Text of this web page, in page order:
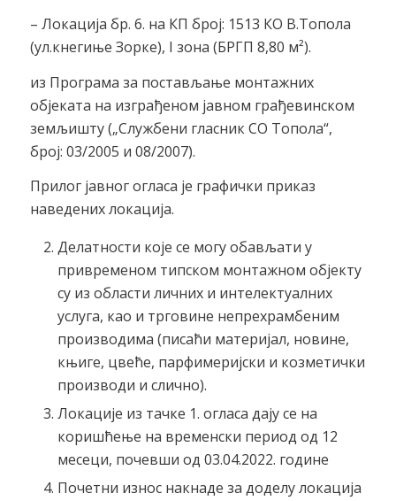
– Локација бр. 6. на КП број: 1513 КО В.Топола
(ул.кнегиње Зорке), I зона (БРГП 8,80 м²).
из Програма за постављање монтажних
објеката на изграђеном јавном грађевинском
земљишту („Службени гласник СО Топола“,
број: 03/2005 и 08/2007).
Прилог јавног огласа је графички приказ
наведених локација.
Делатности које се могу обављати у
привременом типском монтажном објекту
су из области личних и интелектуалних
услуга, као и трговине непрехрамбеним
производима (писаћи материјал, новине,
књиге, цвеће, парфимеријски и козметички
производи и слично).
Локације из тачке 1. огласа дају се на
коришћење на временски период од 12
месеци, почевши од 03.04.2022. године
Почетни износ накнаде за доделу локација